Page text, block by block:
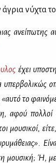
νύ­χτα
ανεί­πω­της
έχει
υπερ­βο­λι­κώς
το
αφού πολ­λοί
μου­σι­κοί,
μου­σι­κή; Ή,